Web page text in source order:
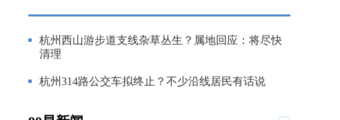
杭州西山游步道支线杂草丛生？属地回应：将尽快
清理
杭州314路公交车拟终止？不少沿线居民有话说